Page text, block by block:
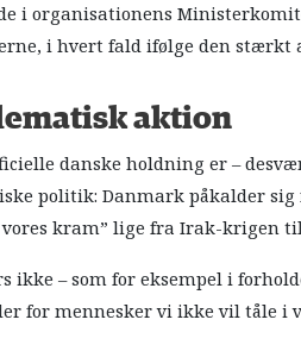
i organisationens
i hvert fald ifølge den stærkt
aktion
danske holdning er –
politik: Danmark påkalder
vores kram” lige fra Irak-krigen
ikke – som for eksempel i
for mennesker vi ikke vil tåle i